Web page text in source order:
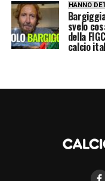
HANNO
svelo
della
calcio